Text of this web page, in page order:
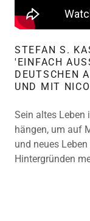
STEFAN S.
'EINFACH
DEUTSCHEN
UND MIT
Sein altes Leben
hängen, um auf
und neues
Hintergründen